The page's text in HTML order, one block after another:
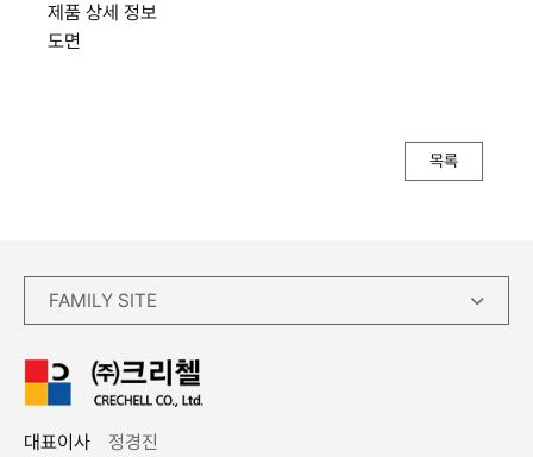
제품 상세 정보
도면
목록
대표이사 정경진
FAMILY SITE